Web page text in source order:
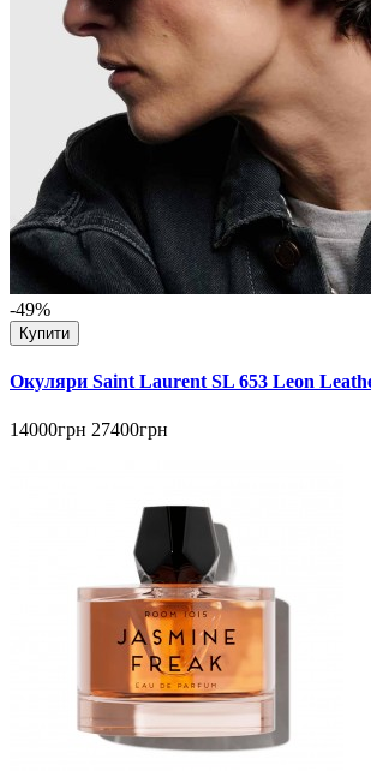
-49%
Купити
Окуляри Saint Laurent SL 653 Leon
14000грн 27400грн